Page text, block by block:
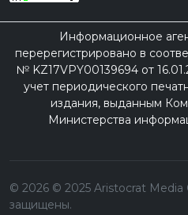
Информационное
перерегистрировано в
№ KZ17VPY00139694 от
учет периодического
издания, выданным
Министерства
© 2026 © 2025 Aristocrat Media
защищены.